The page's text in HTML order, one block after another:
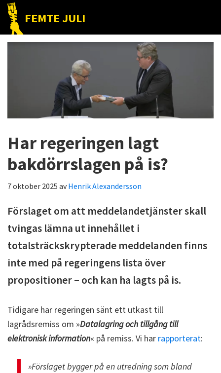
Hoppa
huvudnavigering
Hoppa
huvudinnehåll
Hoppa
det
FEMTE JULI
Nätet
till
Har regeringen lagt
bakdörrslagen på is?
7 oktober 2025 avHenrik Alexandersson
Förslaget om att meddelandetjänster skall
tvingas lämna ut innehållet i
totalsträckskrypterade meddelanden finns
inte med på regeringens lista över
propositioner – och kan ha lagts på is.
Tidigare har regeringen sänt ett utkast till
lagrådsremiss om »Datalagring och tillgång till
elektronisk information« på remiss. Vi har rapporterat:
»Förslaget bygger på en utredning som bland